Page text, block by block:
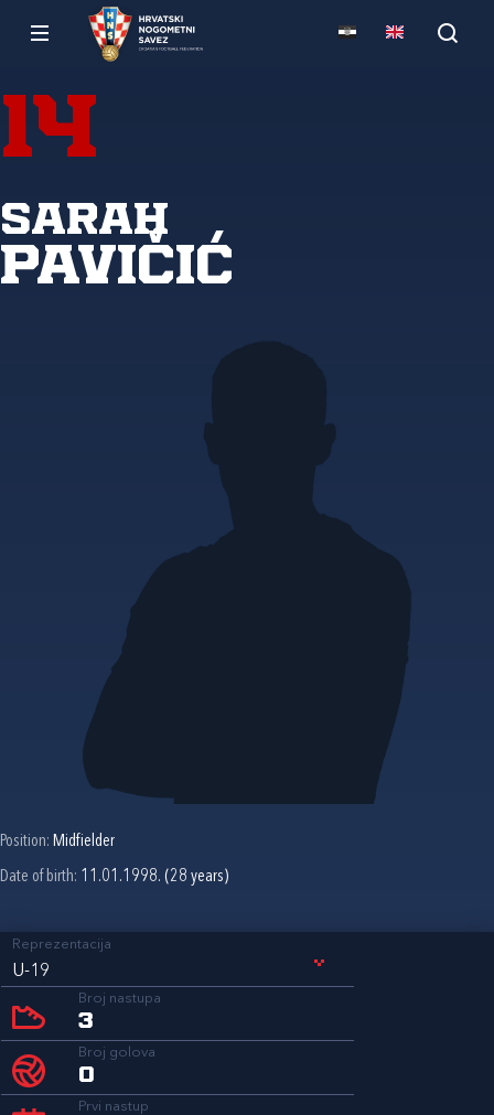
14
Sarah
Pavičić
Position: Midfielder
Date of birth: 11.01.1998. (28 years)
Reprezentacija
U-19
Broj nastupa
3
Broj golova
0
Prvi nastup